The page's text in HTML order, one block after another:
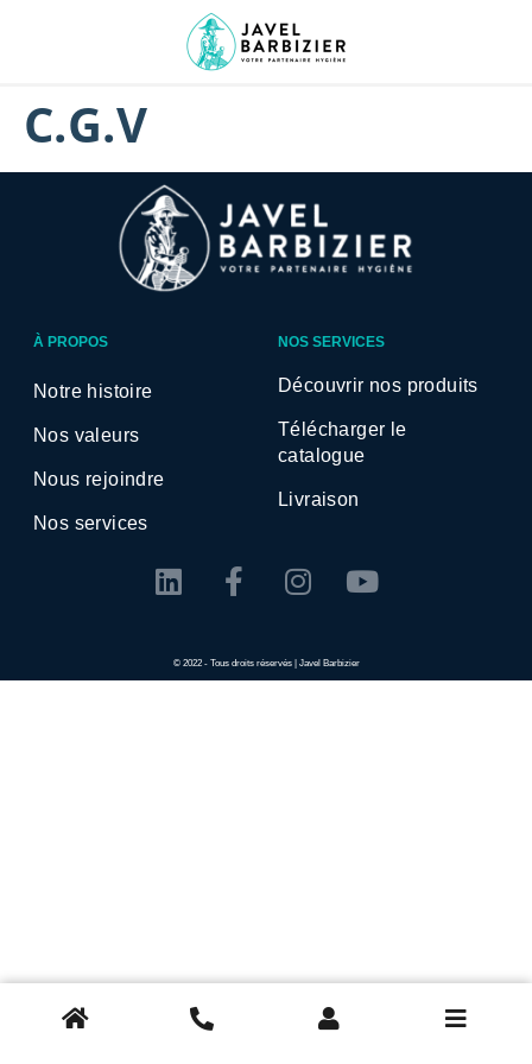
C.G.V
À PROPOS
Notre histoire
Nos valeurs
Nous rejoindre
Nos services
NOS SERVICES
Découvrir nos produits
Télécharger le
catalogue
Livraison
© 2022 - Tous droits réservés | Javel Barbizier